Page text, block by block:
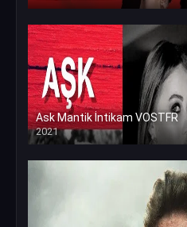
Ask Mantik İntikam VOSTFR
2021